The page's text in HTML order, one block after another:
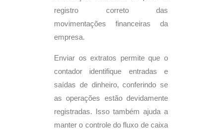
registro correto das
movimentações financeiras da
empresa.
Enviar os extratos permite que o
contador identifique entradas e
saídas de dinheiro, conferindo se
as operações estão devidamente
registradas. Isso também ajuda a
manter o controle do fluxo de caixa